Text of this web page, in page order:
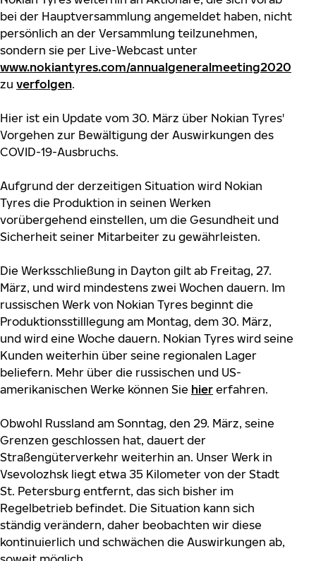
bei der Hauptversammlung angemeldet haben, nicht
persönlich an der Versammlung teilzunehmen,
sondern sie per Live-Webcast unter
www.nokiantyres.com/annualgeneralmeeting2020
zu verfolgen.
Hier ist ein Update vom 30. März über Nokian Tyres'
Vorgehen zur Bewältigung der Auswirkungen des
COVID-19-Ausbruchs.
Aufgrund der derzeitigen Situation wird Nokian
Tyres die Produktion in seinen Werken
vorübergehend einstellen, um die Gesundheit und
Sicherheit seiner Mitarbeiter zu gewährleisten.
Die Werksschließung in Dayton gilt ab Freitag, 27.
März, und wird mindestens zwei Wochen dauern. Im
russischen Werk von Nokian Tyres beginnt die
Produktionsstilllegung am Montag, dem 30. März,
und wird eine Woche dauern. Nokian Tyres wird seine
Kunden weiterhin über seine regionalen Lager
beliefern. Mehr über die russischen und US-
amerikanischen Werke können Sie hier erfahren.
Obwohl Russland am Sonntag, den 29. März, seine
Grenzen geschlossen hat, dauert der
Straßengüterverkehr weiterhin an. Unser Werk in
Vsevolozhsk liegt etwa 35 Kilometer von der Stadt
St. Petersburg entfernt, das sich bisher im
Regelbetrieb befindet. Die Situation kann sich
ständig verändern, daher beobachten wir diese
kontinuierlich und schwächen die Auswirkungen ab,